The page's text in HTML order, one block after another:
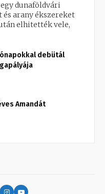
dunaföldvári
arany ékszereket
elhitették vele,
debütál
Amandát